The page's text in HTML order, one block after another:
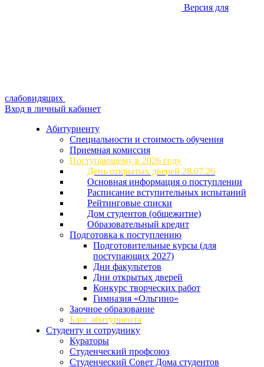
Версия для
слабовидящих
Вход в личный кабинет
Абитуриенту
Специальности и стоимость обучения
Приемная комиссия
Поступающему в 2026 году
День открытых дверей 28.07.26
Основная информация о поступлении
Расписание вступительных испытаний
Рейтинговые списки
Дом студентов (общежитие)
Образовательный кредит
Подготовка к поступлению
Подготовительные курсы (для
поступающих 2027)
Дни факультетов
Дни открытых дверей
Конкурс творческих работ
Гимназия «Ольгино»
Заочное образование
Блог абитуриента
Студенту и сотруднику
Кураторы
Студенческий профсоюз
Студенческий Совет Дома студентов